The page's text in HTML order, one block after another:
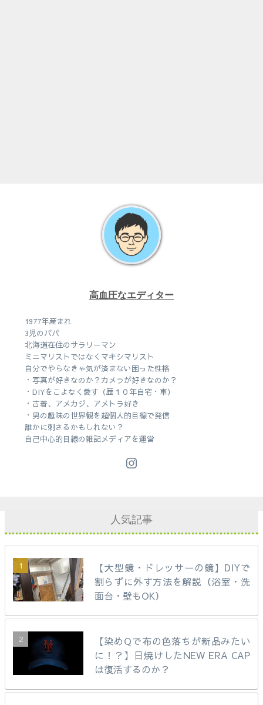
高血圧なエディター
1977年産まれ
3児のパパ
北海道在住のサラリーマン
ミニマリストではなくマキシマリスト
自分でやらなきゃ気が済まない困った性格
・写真が好きなのか？カメラが好きなのか？
・DIYをこよなく愛す（歴１０年自宅・車）
・古着、アメカジ、アメトラ好き
・男の趣味の世界観を超個人的目線で発信
誰かに刺さるかもしれない？
自己中心的目線の雑記メディアを運営
人気記事
【大型鏡・ドレッサーの鏡】DIYで
割らずに外す方法を解説（浴室・洗
面台・壁もOK）
【染めQで布の色落ちが新品みたい
に！？】日焼けしたNEW ERA CAP
は復活するのか？